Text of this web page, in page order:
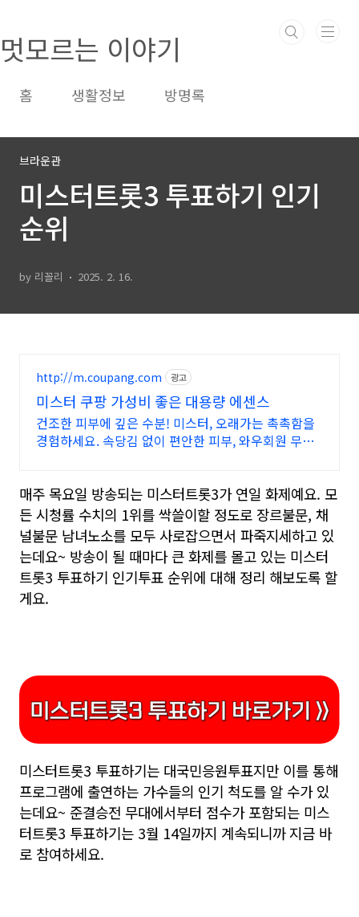
멋모르는 이야기
홈 생활정보 방명록
브라운관
미스터트롯3 투표하기 인기
순위
by 리꼴리 2025. 2. 16.
http://m.coupang.com 광고
미스터 쿠팡 가성비 좋은 대용량 에센스
건조한 피부에 깊은 수분! 미스터, 오래가는 촉촉함을
경험하세요. 속당김 없이 편안한 피부, 와우회원 무제
매주 목요일 방송되는 미스터트롯3가 연일 화제예요. 모
든 시청률 수치의 1위를 싹쓸이할 정도로 장르불문, 채
널불문 남녀노소를 모두 사로잡으면서 파죽지세하고 있
는데요~ 방송이 될 때마다 큰 화제를 몰고 있는 미스터
트롯3 투표하기 인기투표 순위에 대해 정리 해보도록 할
게요.
미스터트롯3 투표하기는 대국민응원투표지만 이를 통해
프로그램에 출연하는 가수들의 인기 척도를 알 수가 있
는데요~ 준결승전 무대에서부터 점수가 포함되는 미스
터트롯3 투표하기는 3월 14일까지 계속되니까 지금 바
로 참여하세요.